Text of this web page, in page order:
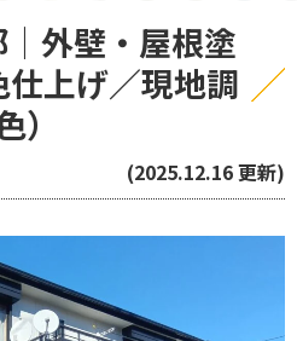
│外壁・屋根塗
上げ／現地調
）
(2025.12.16 更新)